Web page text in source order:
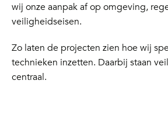
wij onze aanpak af op omgeving,
veiligheidseisen.
Zo laten de projecten zien hoe wij
technieken inzetten. Daarbij staan
centraal.